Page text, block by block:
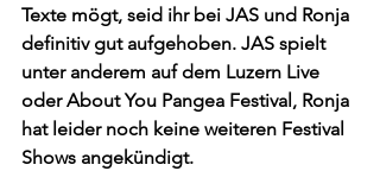
Texte mögt, seid ihr bei JAS und Ronja
definitiv gut aufgehoben. JAS spielt
unter anderem auf dem Luzern Live
oder About You Pangea Festival, Ronja
hat leider noch keine weiteren Festival
Shows angekündigt.